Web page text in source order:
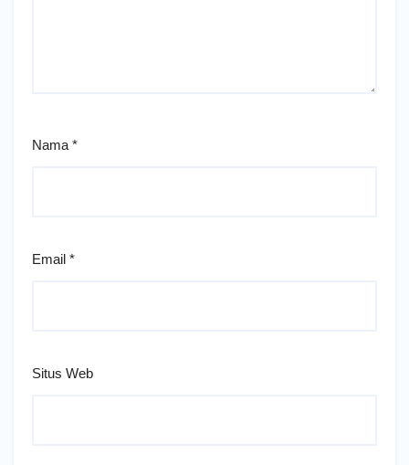
Nama *
Email *
Situs Web